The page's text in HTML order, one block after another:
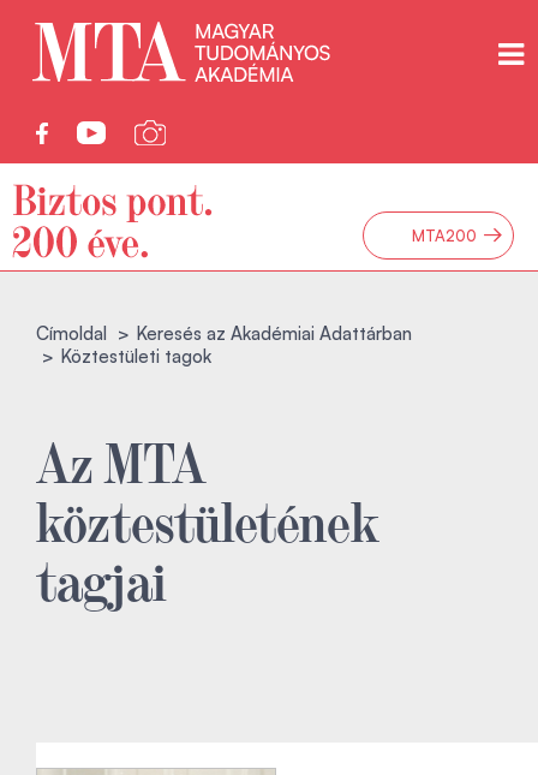
MTA200 →
Címoldal
Keresés az Akadémiai Adattárban
Köztestületi tagok
Az MTA
köztestületének
tagjai